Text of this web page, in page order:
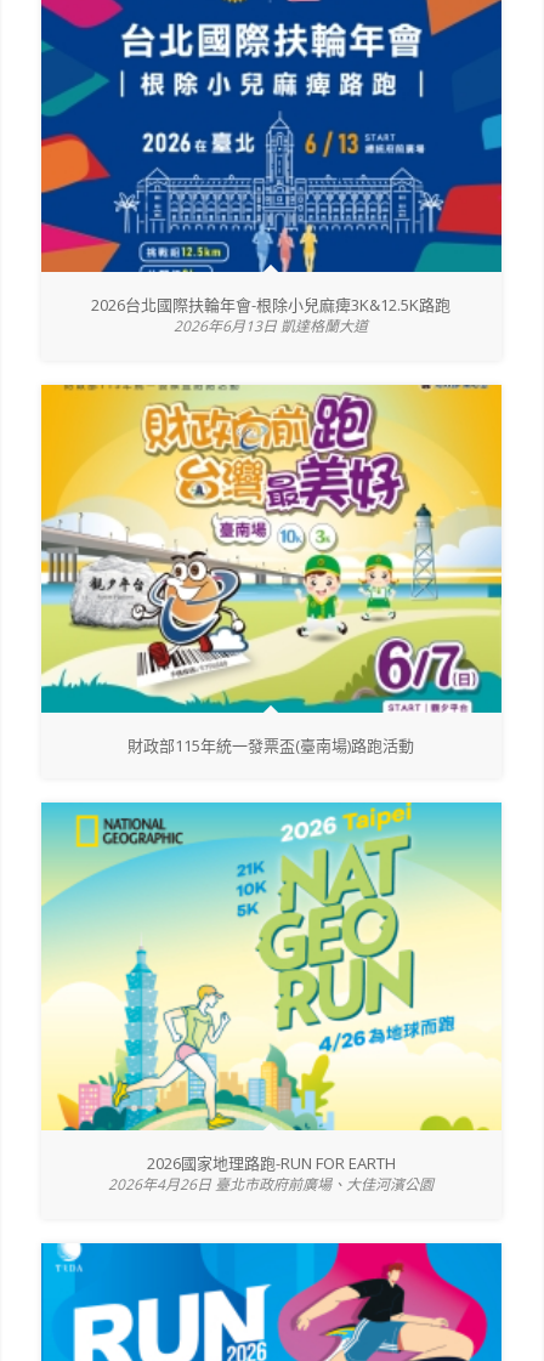
2026台北國際扶輪年會-根除小兒麻痺3K&12.5K路跑
2026年6月13日 凱達格蘭大道
財政部115年統一發票盃(臺南場)路跑活動
2026國家地理路跑-RUN FOR EARTH
2026年4月26日 臺北市政府前廣場、大佳河濱公園